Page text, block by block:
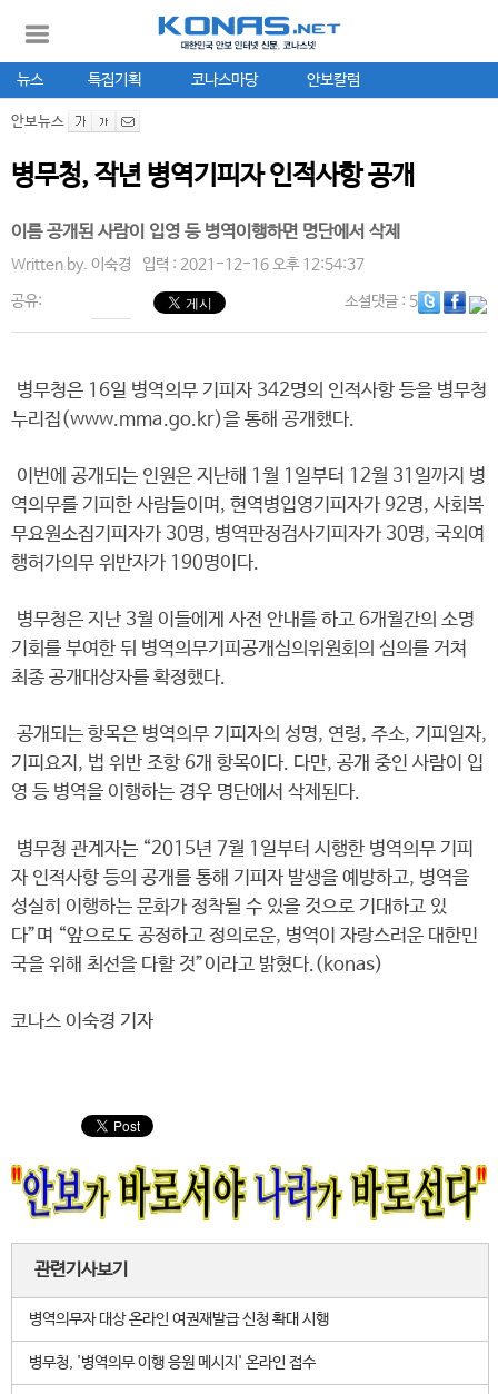
뉴스 특집기획 코나스마당 안보칼럼
안보뉴스
병무청, 작년 병역기피자 인적사항 공개
이름 공개된 사람이 입영 등 병역이행하면 명단에서 삭제
Written by. 이숙경 입력 : 2021-12-16 오후 12:54:37
공유: 소셜댓글: 5
병무청은 16일 병역의무 기피자 342명의 인적사항 등을 병무청
누리집(www.mma.go.kr)을 통해 공개했다.
이번에 공개되는 인원은 지난해 1월 1일부터 12월 31일까지 병
역의무를 기피한 사람들이며, 현역병입영기피자가 92명, 사회복
무요원소집기피자가 30명, 병역판정검사기피자가 30명, 국외여
행허가의무 위반자가 190명이다.
병무청은 지난 3월 이들에게 사전 안내를 하고 6개월간의 소명
기회를 부여한 뒤 병역의무기피공개심의위원회의 심의를 거쳐
최종 공개대상자를 확정했다.
공개되는 항목은 병역의무 기피자의 성명, 연령, 주소, 기피일자,
기피요지, 법 위반 조항 6개 항목이다. 다만, 공개 중인 사람이 입
영 등 병역을 이행하는 경우 명단에서 삭제된다.
병무청 관계자는 “2015년 7월 1일부터 시행한 병역의무 기피
자 인적사항 등의 공개를 통해 기피자 발생을 예방하고, 병역을
성실히 이행하는 문화가 정착될 수 있을 것으로 기대하고 있
다”며 “앞으로도 공정하고 정의로운, 병역이 자랑스러운 대한민
국을 위해 최선을 다할 것”이라고 밝혔다.(konas)
코나스 이숙경 기자
관련기사보기
병역의무자 대상 온라인 여권재발급 신청 확대 시행
병무청, '병역의무 이행 응원 메시지' 온라인 접수